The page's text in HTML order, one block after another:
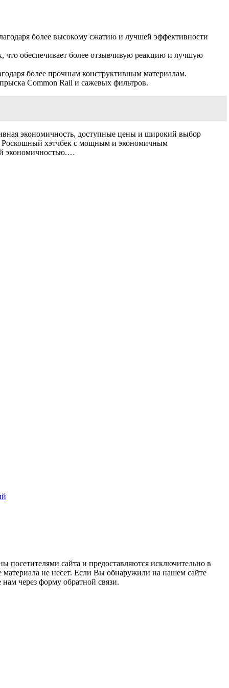
более высокому сжатию и лучшей эффективности
что обеспечивает более отзывчивую реакцию и лучшую
более прочным конструктивным материалам.
Common Rail и сажевых фильтров.
экономичность, доступные цены и широкий выбор
Роскошный хэтчбек с мощным и экономичным
экономичностью.…
сайта и предоставляются исключительно в
материала не несет. Если Вы обнаружили на нашем сайте
через форму обратной связи.